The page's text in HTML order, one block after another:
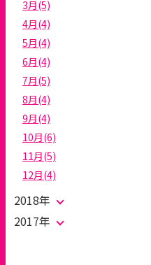
3月(5)
4月(4)
5月(4)
6月(4)
7月(5)
8月(4)
9月(4)
10月(6)
11月(5)
12月(4)
2018年
2017年